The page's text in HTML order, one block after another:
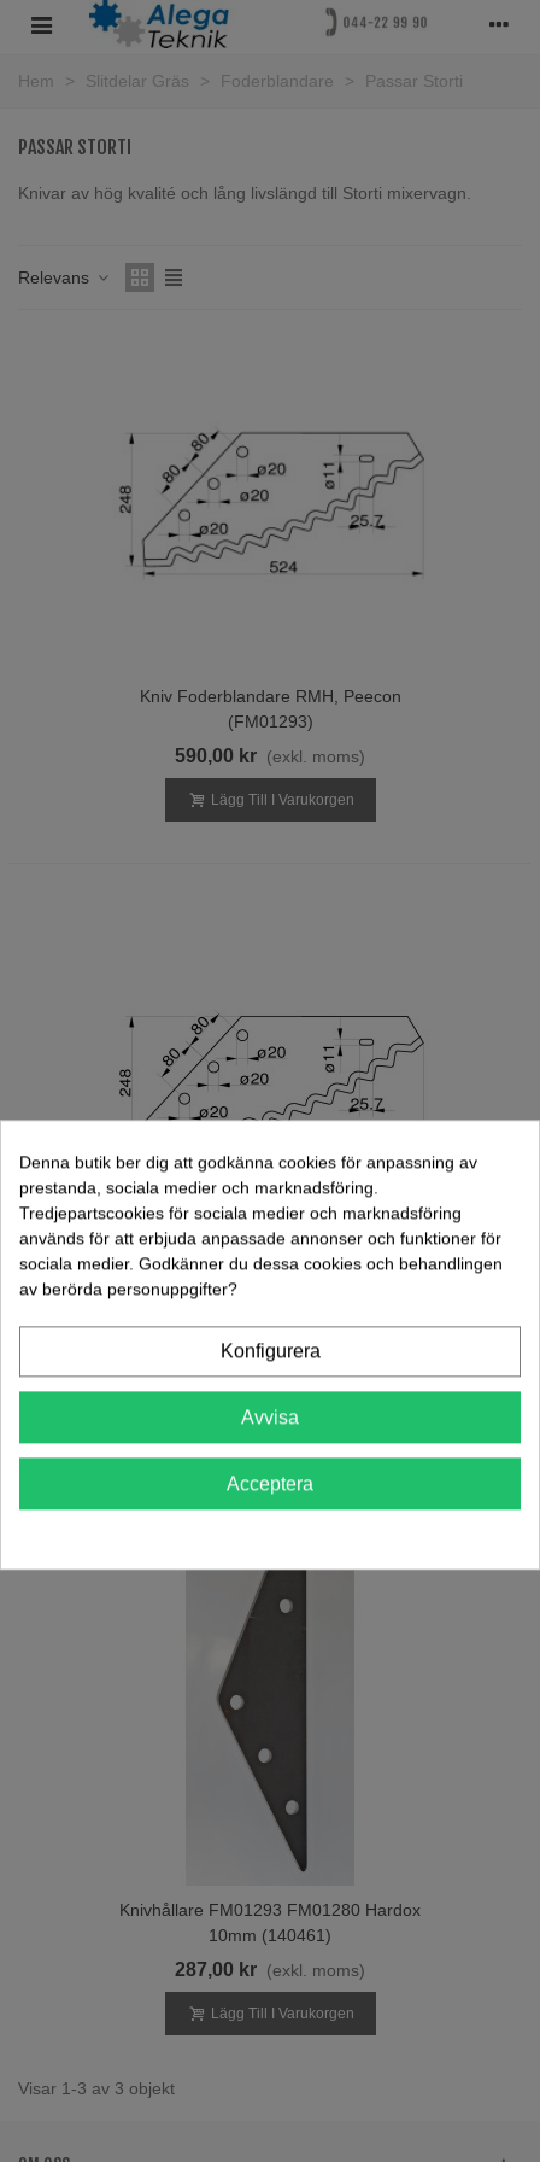
Hem > Slitdelar Gräs > Foderblandare > Passar Storti
PASSAR STORTI
Knivar av hög kvalité och lång livslängd till Storti mixervagn.
Relevans
Kniv Foderblandare RMH, Peecon
(FM01293)
590,00 kr (exkl. moms)
Lägg Till I Varukorgen
Kniv Foderblandare RMH, Peecon 8mm
Hårdmetall (FM01280)
883,00 kr (exkl. moms)
Lägg Till I Varukorgen
Knivhållare FM01293 FM01280 Hardox
10mm (140461)
287,00 kr (exkl. moms)
Lägg Till I Varukorgen
Visar 1-3 av 3 objekt
Denna butik ber dig att godkänna cookies för anpassning av
prestanda, sociala medier och marknadsföring.
Tredjepartscookies för sociala medier och marknadsföring
används för att erbjuda anpassade annonser och funktioner för
sociala medier. Godkänner du dessa cookies och behandlingen
av berörda personuppgifter?
Konfigurera
Avvisa
Acceptera